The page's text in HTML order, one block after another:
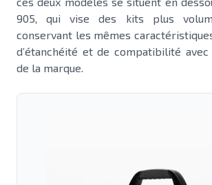
905, qui vise des kits plus
conservant les mêmes
d’étanchéité et de compatibilité
de la marque.